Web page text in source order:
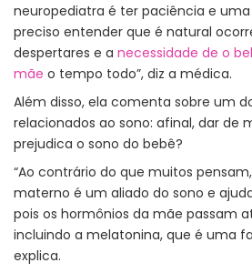
neuropediatra é ter paciência e uma
preciso entender que é natural
despertares e a necessidade de o
mãe o tempo todo”, diz a médica.
Além disso, ela comenta sobre um
relacionados ao sono: afinal, dar de
prejudica o sono do bebê?
“Ao contrário do que muitos
materno é um aliado do sono e
pois os hormônios da mãe passam
incluindo a melatonina, que é uma
explica.